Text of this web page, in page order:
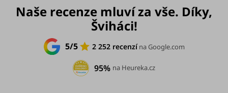
Naše recenze mluví za vše. Díky,
Šviháci!
5/5 2 252 recenzína Google.com
95% na Heureka.cz